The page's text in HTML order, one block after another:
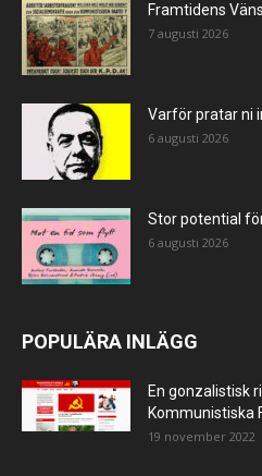
Framtidens
7 augusti 2026
Varför pratar ni
6 augusti 2026
Stor potential
6 augusti 2026
POPULÄRA INLÄGG
En gonzalistisk
Kommunistiska
19 november 2022